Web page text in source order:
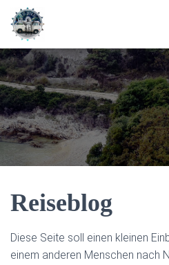
Reiseblog
Diese Seite soll einen kleinen
einem anderen Menschen nach